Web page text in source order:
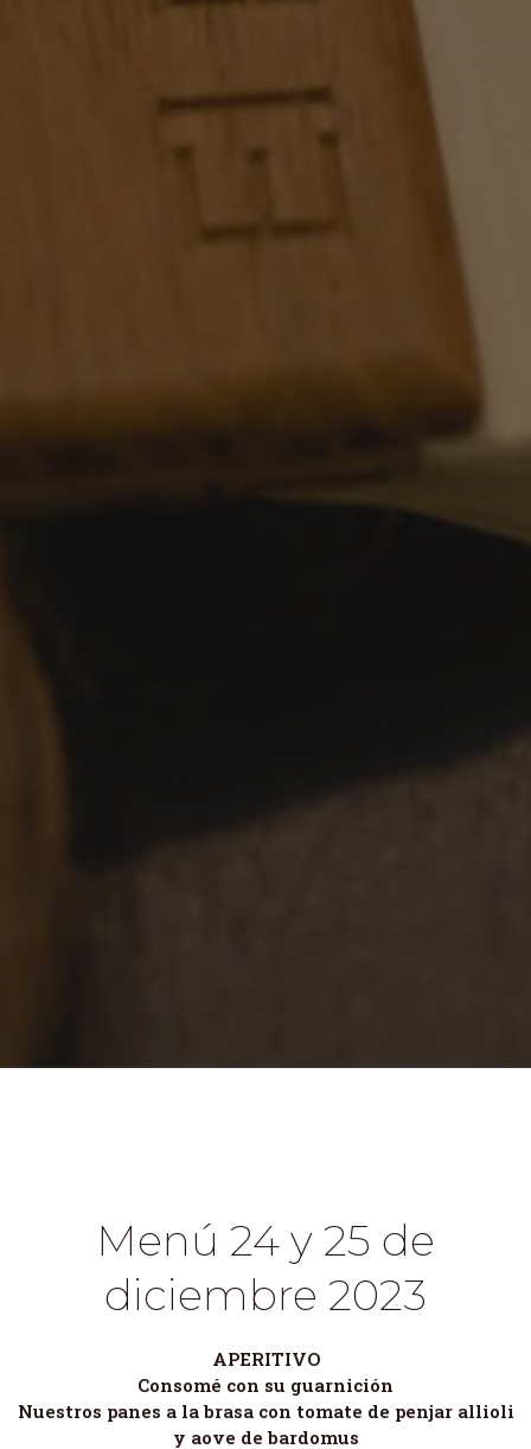
Menú 24 y 25 de
diciembre 2023
APERITIVO
Consomé con su guarnición
Nuestros panes a la brasa con tomate de penjar allioli
y aove de bardomus